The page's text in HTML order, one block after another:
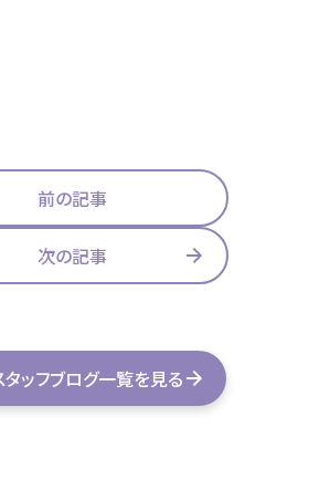
ー 前の記事
次の記事
タッフブログ一覧を見る